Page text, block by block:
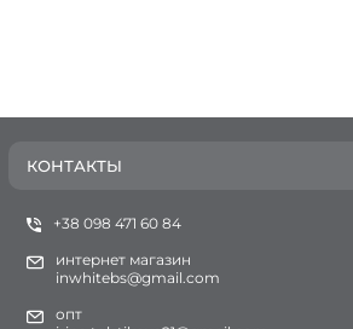
КОНТАКТЫ
+38 098 471 60 84
интернет магазин
inwhitebs@gmail.com
опт